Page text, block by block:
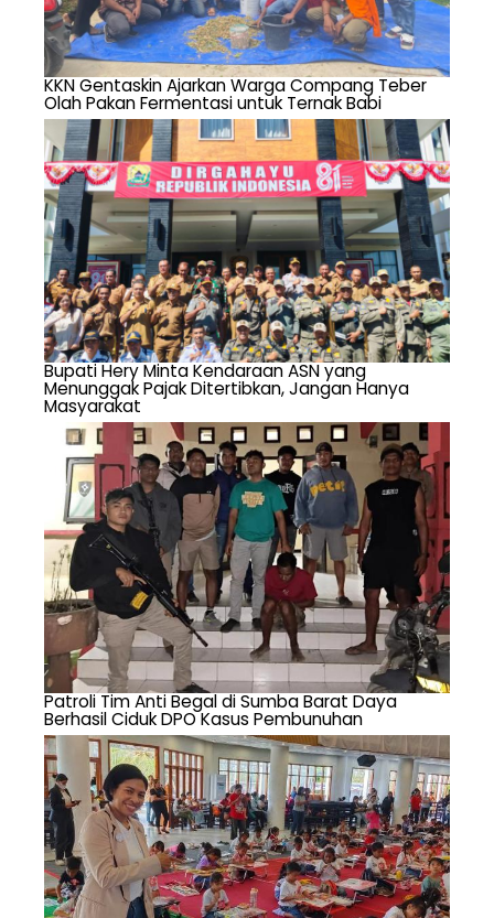
KKN Gentaskin Ajarkan Warga Compang Teber
Olah Pakan Fermentasi untuk Ternak Babi
Bupati Hery Minta Kendaraan ASN yang
Menunggak Pajak Ditertibkan, Jangan Hanya
Masyarakat
Patroli Tim Anti Begal di Sumba Barat Daya
Berhasil Ciduk DPO Kasus Pembunuhan